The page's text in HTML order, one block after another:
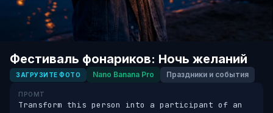
Фестиваль фонариков: Ночь желаний
ЗАГРУЗИТЕ ФОТО Nano Banana Pro Праздники и события
ПРОМТ
Transform this person into a participant of an